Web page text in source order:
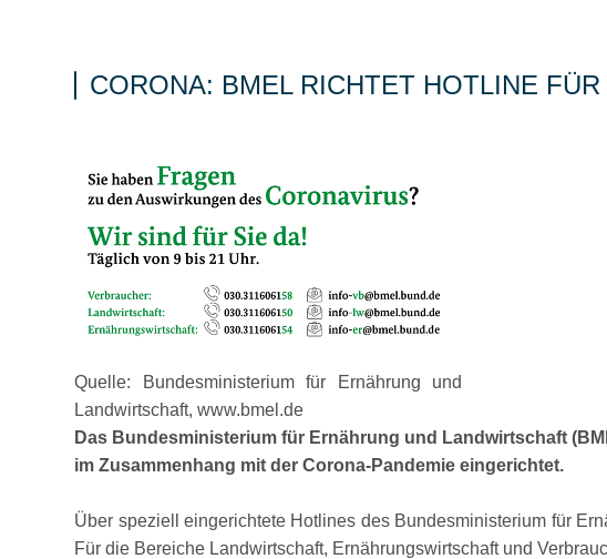
CORONA: BMEL RICHTET HOTLINE
Quelle: Bundesministerium für Ernährung und
Landwirtschaft, www.bmel.de
Das Bundesministerium für Ernährung und Landwirtschaft
im Zusammenhang mit der Corona-Pandemie eingerichtet.
Über speziell eingerichtete Hotlines des Bundesministerium für
Für die Bereiche Landwirtschaft, Ernährungswirtschaft und